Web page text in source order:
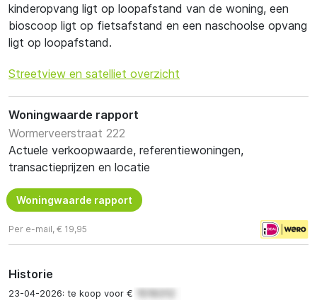
kinderopvang ligt op loopafstand van de woning, een
bioscoop ligt op fietsafstand en een naschoolse opvang
ligt op loopafstand.
Streetview en satelliet overzicht
Woningwaarde rapport
Wormerveerstraat 222
Actuele verkoopwaarde, referentiewoningen,
transactieprijzen en locatie
Woningwaarde rapport
Per e-mail, € 19,95
Historie
23-04-2026: te koop voor €